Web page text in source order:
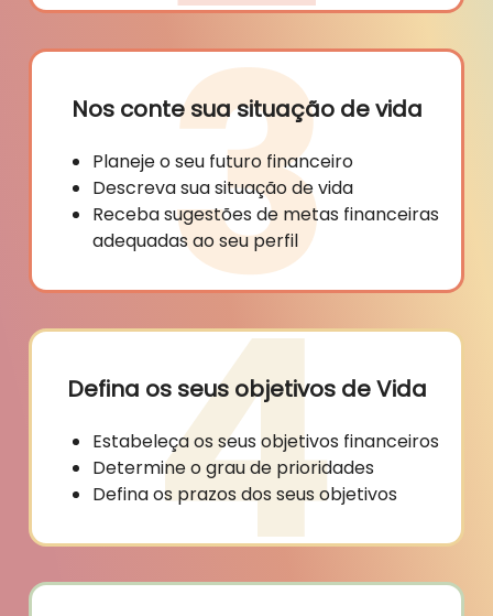
Nos conte sua situação de vida
Planeje o seu futuro financeiro
Descreva sua situação de vida
Receba sugestões de metas financeiras
adequadas ao seu perfil
Defina os seus objetivos de Vida
Estabeleça os seus objetivos financeiros
Determine o grau de prioridades
Defina os prazos dos seus objetivos